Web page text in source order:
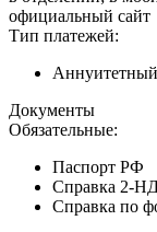
официальный сайт
Тип платежей:
Аннуитетный
Документы
Обязательные:
Паспорт РФ
Справка 2-
Справка по